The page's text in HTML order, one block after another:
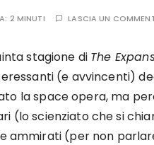
2 MINUTI LASCIA UN
stagione di The
(e avvincenti)
la space opera, ma
(lo scienziato che si
ammirati (per non